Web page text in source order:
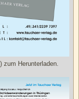
zum Herunterladen.